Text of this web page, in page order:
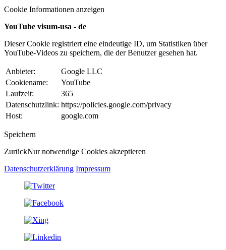
Cookie Informationen anzeigen
YouTube visum-usa - de
Dieser Cookie registriert eine eindeutige ID, um Statistiken über
YouTube-Videos zu speichern, die der Benutzer gesehen hat.
Anbieter:
Google LLC
Cookiename:
YouTube
Laufzeit:
365
Datenschutzlink: https://policies.google.com/privacy
Host:
google.com
Speichern
ZurückNur notwendige Cookies akzeptieren
Datenschutzerklärung Impressum